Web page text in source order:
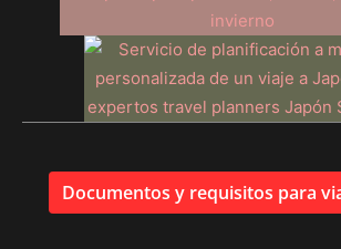
Documentos y requisitos para